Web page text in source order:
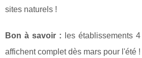
sites naturels !
Bon à savoir : les établissements
affichent complet dès mars pour l'été !